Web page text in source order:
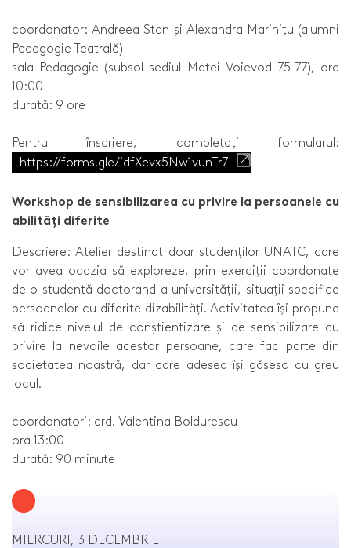
coordonator: Andreea Stan și Alexandra Marinițu (alumni
Pedagogie Teatrală)
sala Pedagogie (subsol sediul Matei Voievod 75-77), ora
10:00
durată: 9 ore
Pentru înscriere, completați formularul:
https://forms.gle/idfXevx5Nw1vunTr7
Workshop de sensibilizarea cu privire la persoanele cu
abilități diferite
Descriere: Atelier destinat doar studenților UNATC, care
vor avea ocazia să exploreze, prin exerciții coordonate
de o studentă doctorand a universității, situații specifice
persoanelor cu diferite dizabilități. Activitatea își propune
să ridice nivelul de conștientizare și de sensibilizare cu
privire la nevoile acestor persoane, care fac parte din
societatea noastră, dar care adesea își găsesc cu greu
locul.
coordonatori: drd. Valentina Boldurescu
ora 13:00
durată: 90 minute
MIERCURI, 3 DECEMBRIE